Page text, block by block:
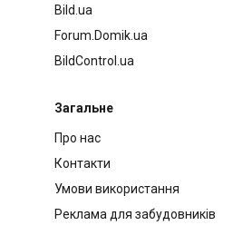
Bild.ua
Forum.Domik.ua
BildControl.ua
Загальне
Про нас
Контакти
Умови використання
Реклама для забудовників